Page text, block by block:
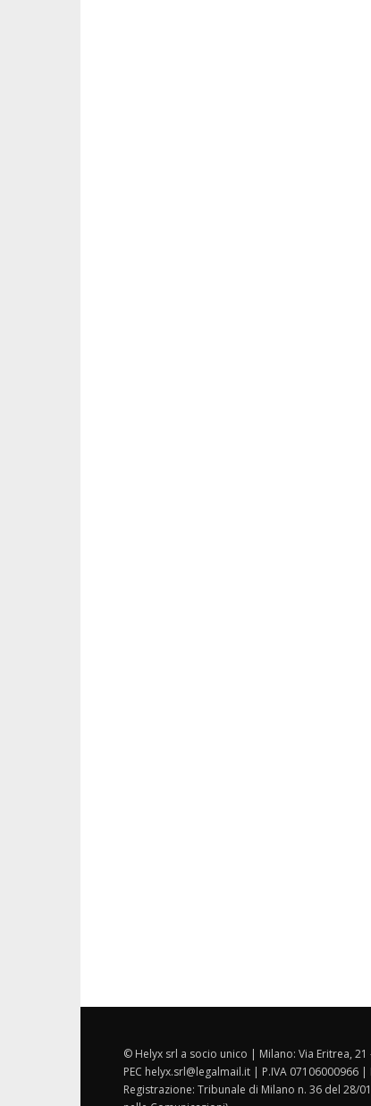
© Helyx srl a socio unico | Milano: Via Eritrea,
PEC helyx.srl@legalmail.it | P.IVA
Registrazione: Tribunale di Milano n. 36 del 28/